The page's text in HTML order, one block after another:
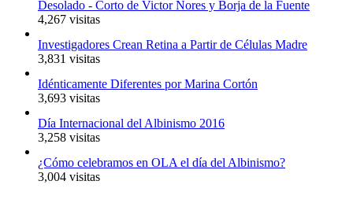
Desolado - Corto de Victor Nores y Borja de la Fuente
4,267 visitas
Investigadores Crean Retina a Partir de Células Madre
3,831 visitas
Idénticamente Diferentes por Marina Cortón
3,693 visitas
Día Internacional del Albinismo 2016
3,258 visitas
¿Cómo celebramos en OLA el día del Albinismo?
3,004 visitas